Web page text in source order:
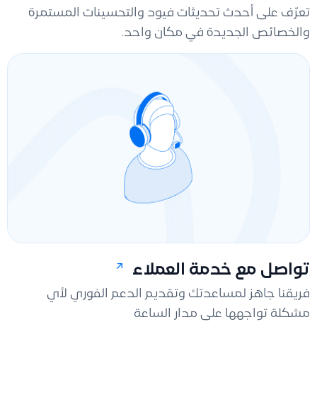
تعرّف على أحدث تحديثات فيود والتحسينات المستمرة
والخصائص الجديدة في مكان واحد.
تواصل مع خدمة العملاء
فريقنا جاهز لمساعدتك وتقديم الدعم الفوري لأي
مشكلة تواجهها على مدار الساعة